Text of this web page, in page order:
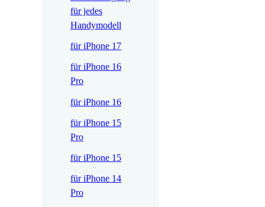
für jedes
Handymodell
für iPhone 17
für iPhone 16
Pro
für iPhone 16
für iPhone 15
Pro
für iPhone 15
für iPhone 14
Pro